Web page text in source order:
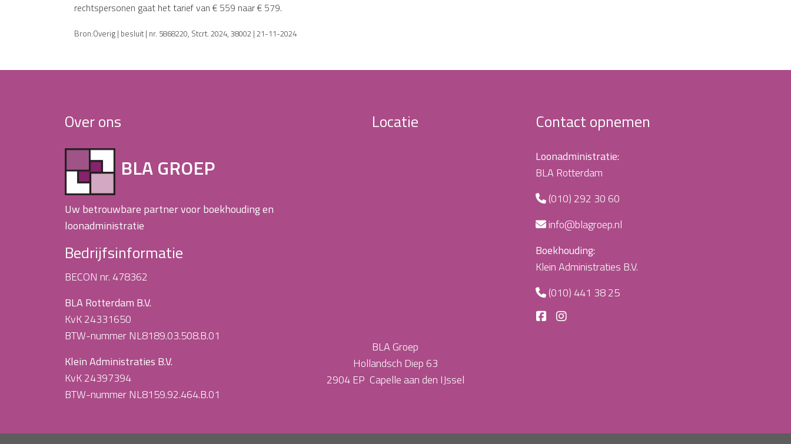
rechtspersonen gaat het tarief van € 559 naar € 579.
Bron:Overig | besluit | nr. 5868220, Stcrt. 2024, 38002 | 21-11-2024
Over ons
BLA GROEP
Uw betrouwbare partner voor boekhouding en
loonadministratie
Bedrijfsinformatie
BECON nr. 478362
BLA Rotterdam B.V.
KvK 24331650
BTW-nummer NL8189.03.508.B.01
Klein Administraties B.V.
KvK 24397394
BTW-nummer NL8159.92.464.B.01
Locatie
BLA Groep
Hollandsch Diep 63
2904 EP Capelle aan den IJssel
Contact opnemen
Loonadministratie:
BLA Rotterdam
(010) 292 30 60
info@blagroep.nl
Boekhouding:
Klein Administraties B.V.
(010) 441 38 25